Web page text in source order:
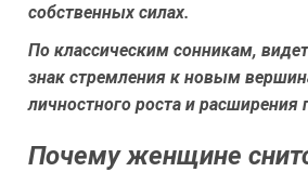
собственных силах.
По классическим сонникам,
знак стремления к новым
личностного роста и расширения
Почему женщине